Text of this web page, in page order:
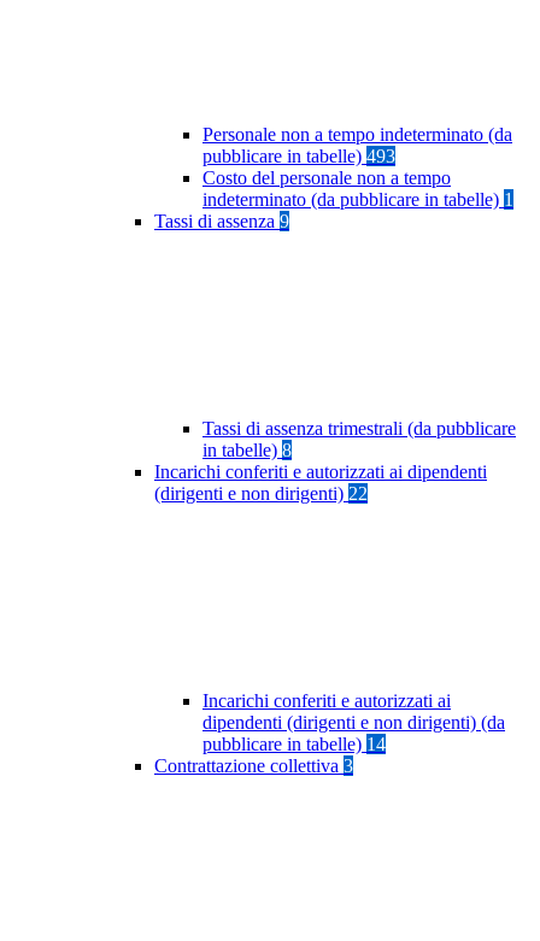
Personale non a tempo indeterminato (da
pubblicare in tabelle) 493
Costo del personale non a tempo
indeterminato (da pubblicare in tabelle) 1
Tassi di assenza 9
Tassi di assenza trimestrali (da pubblicare
in tabelle) 8
Incarichi conferiti e autorizzati ai dipendenti
(dirigenti e non dirigenti) 22
Incarichi conferiti e autorizzati ai
dipendenti (dirigenti e non dirigenti) (da
pubblicare in tabelle) 14
Contrattazione collettiva 3